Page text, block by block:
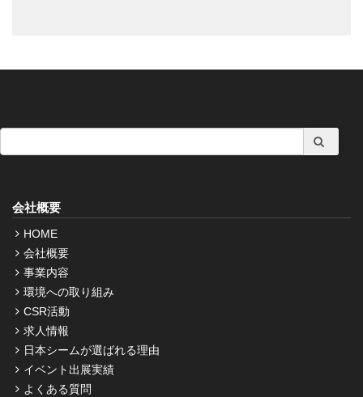
会社概要
HOME
会社概要
事業内容
環境への取り組み
CSR活動
求人情報
日本シームが選ばれる理由
イベント出展実績
よくある質問